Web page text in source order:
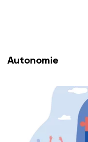
Autonomie